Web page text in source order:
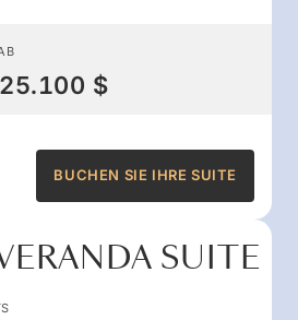
25.100 $
BUCHEN SIE IHRE SUITE
SUITE